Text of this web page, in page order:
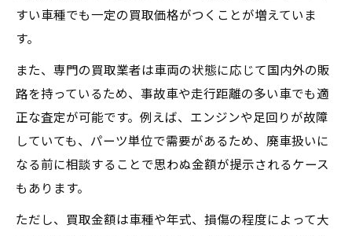
すい車種でも一定の買取価格がつくことが増えていま
す。
また、専門の買取業者は車両の状態に応じて国内外の販
路を持っているため、事故車や走行距離の多い車でも適
正な査定が可能です。例えば、エンジンや足回りが故障
していても、パーツ単位で需要があるため、廃車扱いに
なる前に相談することで思わぬ金額が提示されるケース
もあります。
ただし、買取金額は車種や年式、損傷の程度によって大